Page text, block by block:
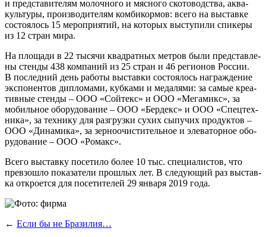
и пред­ста­ви­те­лям молоч­но­го и мяс­но­го ско­то­вод­ства, аква­
куль­ту­ры, про­из­во­ди­те­лям ком­би­кор­мов: все­го на выстав­ке
состо­я­лось 15 меро­при­я­тий, на кото­рых высту­пи­ли спи­ке­ры
из 12 стран мира.
На пло­ща­ди в 22 тыся­чи квад­рат­ных мет­ров были пред­став­ле­
ны стен­ды 438 ком­па­ний из 25 стран и 46 реги­о­нов Рос­сии.
В послед­ний день рабо­ты выстав­ки состо­я­лось награж­де­ние
экс­по­нен­тов дипло­ма­ми, куб­ка­ми и меда­ля­ми: за самые кре­а­
тив­ные стен­ды – ООО «Сой­текс» и ООО «Мега­микс», за
мобиль­ное обо­ру­до­ва­ние – ООО «Бер­декс» и ООО «Спец­тех­
ни­ка», за тех­ни­ку для раз­груз­ки сухих сыпу­чих про­дук­тов –
ООО «Дина­ми­ка», за зер­но­очи­сти­тель­ное и эле­ва­тор­ное обо­
ру­до­ва­ние – ООО «Ромакс».
Все­го выстав­ку посе­ти­ло более 10 тыс. спе­ци­а­ли­стов, что
пре­взо­шло пока­за­те­ли про­шлых лет. В сле­ду­ю­щий раз выстав­
ка откро­ет­ся для посе­ти­те­лей 29 янва­ря 2019 года.
← Если бы не Бразилия…